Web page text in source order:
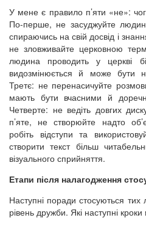
У мене є правило п’яти «не»:
По-перше, не засуджуйте
спираючись на свій досвід і
не зловживайте церковною
людина проводить у церкві
видозмінюється й може бути
Третє: не перенасичуйте
мають бути вчасними й
Четверте: не ведіть довгих
п’яте, не створюйте надто
робіть відступи та
створити текст більш
візуального сприйняття.
Етапи після налагодження
Наступні поради стосуються
рівень дружби. Які наступні